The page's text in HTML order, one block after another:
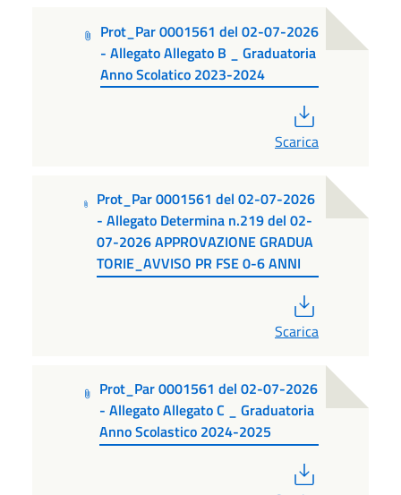
Prot_Par 0001561 del 02-07-2026
- Allegato Allegato B _ Graduatoria
Anno Scolatico 2023-2024
Scarica
Prot_Par 0001561 del 02-07-2026
- Allegato Determina n.219 del 02-
07-2026 APPROVAZIONE GRADUA
TORIE_AVVISO PR FSE 0-6 ANNI
Scarica
Prot_Par 0001561 del 02-07-2026
- Allegato Allegato C _ Graduatoria
Anno Scolastico 2024-2025